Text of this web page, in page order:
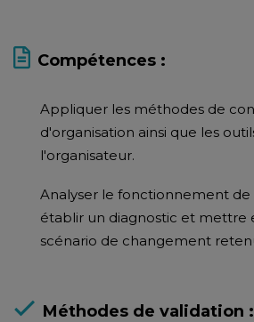
Compétences :
Appliquer les méthodes de
d'organisation ainsi que les
l'organisateur.
Analyser le fonctionnement de
établir un diagnostic et mettre
scénario de changement
Méthodes de validation :